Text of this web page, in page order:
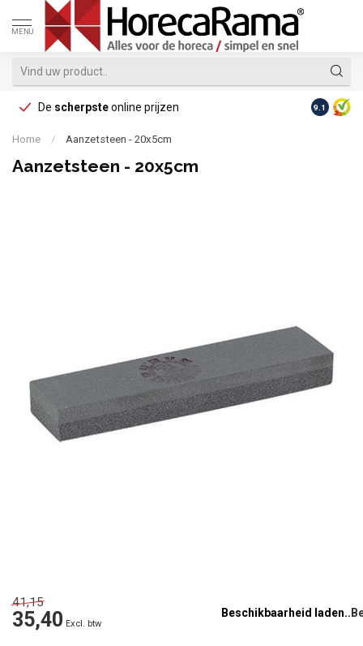
MENU
De scherpsteonline prijzen Op
9.1
Home / Aanzetsteen - 20x5cm
Aanzetsteen - 20x5cm
41,15
35,40 Excl. btw
Beschikbaarheid laden..